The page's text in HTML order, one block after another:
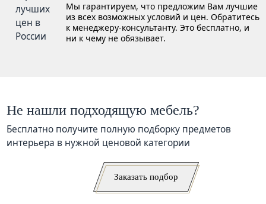
Мы гарантируем, что предложим Вам лучшие
из всех возможных условий и цен. Обратитесь
к менеджеру-консультанту. Это бесплатно, и
ни к чему не обязывает.
Не нашли подходящую мебель?
Бесплатно получите полную подборку предметов
интерьера в нужной ценовой категории
Заказать подбор